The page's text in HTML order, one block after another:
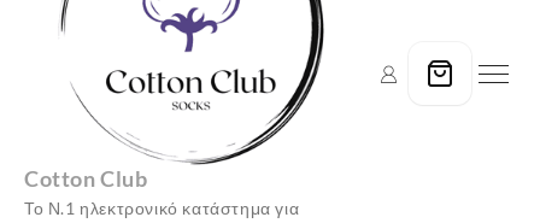
Cotton Club
Το Ν.1 ηλεκτρονικό κατάστημα για